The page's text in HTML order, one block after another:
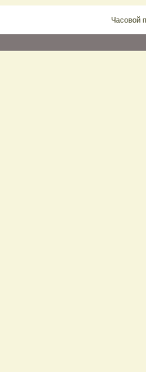
Часовой